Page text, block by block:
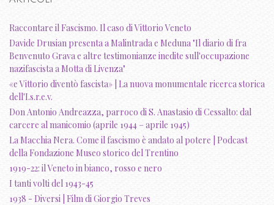
Raccontare il Fascismo. Il caso di Vittorio Veneto
Davide Drusian presenta a Malintrada e Meduna "Il diario di fra
Benvenuto Grava e altre testimonianze inedite sull'occupazione
nazifascista a Motta di Livenza"
«e Vittorio diventò fascista» | La nuova monumentale ricerca storica
dell'I.s.r.e.v.
Don Antonio Andreazza, parroco di S. Anastasio di Cessalto: dal
carcere al manicomio (aprile 1944 – aprile 1945)
La Macchia Nera. Come il fascismo è andato al potere | Podcast
della Fondazione Museo storico del Trentino
1919-22: il Veneto in bianco, rosso e nero
I tanti volti del 1943-45
1938 - Diversi | Film di Giorgio Treves